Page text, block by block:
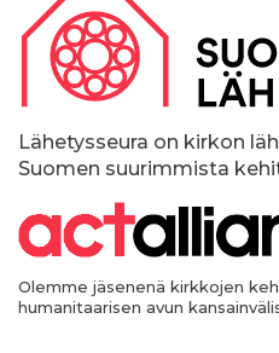
p
kLähetysseura on kirkon
Suomen suurimmista
Olemme jäsenenä kirkkojen
humanitaarisen avun